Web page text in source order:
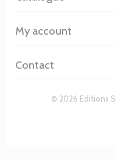
© 2026 Editions
My account
Contact